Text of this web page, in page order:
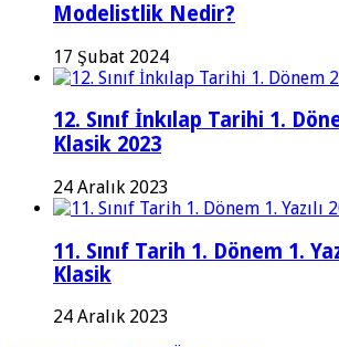
Modelistlik Nedir?
17 Şubat 2024
12. Sınıf İnkılap Tarihi 1.
Klasik 2023
24 Aralık 2023
11. Sınıf Tarih 1. Dönem 1.
Klasik
24 Aralık 2023